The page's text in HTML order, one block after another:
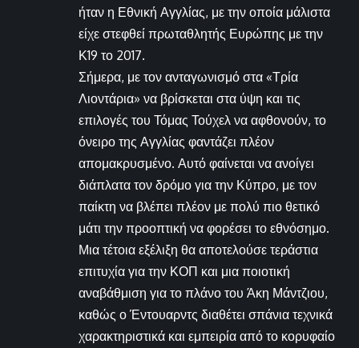
ήταν η Εθνική Αγγλίας, με την οποία μάλιστα
είχε στεφθεί πρωταθλητής Ευρώπης με την
Κ19 το 2017.
Σήμερα, με τον ανταγωνισμό στα «Τρία
Λιοντάρια» να βρίσκεται στα ύψη και τις
επιλογές του Τόμας Τούχελ να αφθονούν, το
όνειρο της Αγγλίας φαντάζει πλέον
απομακρυσμένο. Αυτό φαίνεται να ανοίγει
διάπλατα τον δρόμο για την Κύπρο, με τον
παίκτη να βλέπει πλέον με πολύ πιο θετικό
μάτι την προοπτική να φορέσει το εθνόσημο.
Μια τέτοια εξέλιξη θα αποτελούσε τεράστια
επιτυχία για την ΚΟΠ και μια ποιοτική
αναβάθμιση για το πλάνο του Άκη Μάντζιου,
καθώς ο Έντουαρντς διαθέτει σπάνια τεχνικά
χαρακτηριστικά και εμπειρία από το κορυφαίο